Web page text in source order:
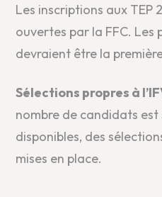
Les inscriptions aux TEP
ouvertes par la FFC. Les
devraient être la
Sélections propres à
nombre de candidats est
disponibles, des
mises en place.